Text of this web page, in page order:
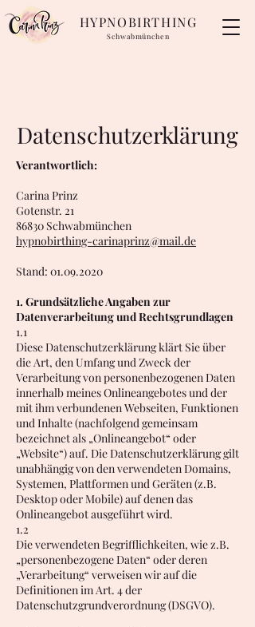
HYPNOBIRTHING
Schwabmünchen
Datenschutzerklärung
Verantwortlich:
Carina Prinz
Gotenstr. 21
86830 Schwabmünchen
hypnobirthing-carinaprinz@mail.de
Stand: 01.09.2020
1. Grundsätzliche Angaben zur
Datenverarbeitung und Rechtsgrundlagen
1.1
Diese Datenschutzerklärung klärt Sie über
die Art, den Umfang und Zweck der
Verarbeitung von personenbezogenen Daten
innerhalb meines Onlineangebotes und der
mit ihm verbundenen Webseiten, Funktionen
und Inhalte (nachfolgend gemeinsam
bezeichnet als „Onlineangebot“ oder
„Website“) auf. Die Datenschutzerklärung gilt
unabhängig von den verwendeten Domains,
Systemen, Plattformen und Geräten (z.B.
Desktop oder Mobile) auf denen das
Onlineangebot ausgeführt wird.
1.2
Die verwendeten Begrifflichkeiten, wie z.B.
„personenbezogene Daten“ oder deren
„Verarbeitung“ verweisen wir auf die
Definitionen im Art. 4 der
Datenschutzgrundverordnung (DSGVO).